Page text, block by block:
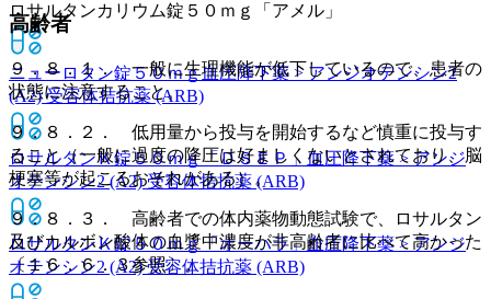
ロサルタンカリウム錠５０ｍｇ「アメル」
ニューロタン錠５０ｍｇ血圧降下薬 > アンジオテンシン2
(A2) 受容体拮抗薬 (ARB)
ロサルタンＫ錠５０ｍｇ「ＤＳＥＰ」 血圧降下薬 > アンジ
オテンシン2 (A2) 受容体拮抗薬 (ARB)
ロサルタンＫ錠５０ｍｇ「オーハラ」血圧降下薬 > アンジ
オテンシン2 (A2) 受容体拮抗薬 (ARB)
高齢者
９．８．１． 一般に生理機能が低下しているので、患者の
状態に注意すること。
９．８．２． 低用量から投与を開始するなど慎重に投与す
ること（一般に過度の降圧は好ましくないとされており、脳
梗塞等が起こるおそれがある）。
９．８．３． 高齢者での体内薬物動態試験で、ロサルタン
及びカルボン酸体の血漿中濃度が非高齢者に比べて高かった
〔１６．６．３参照〕。